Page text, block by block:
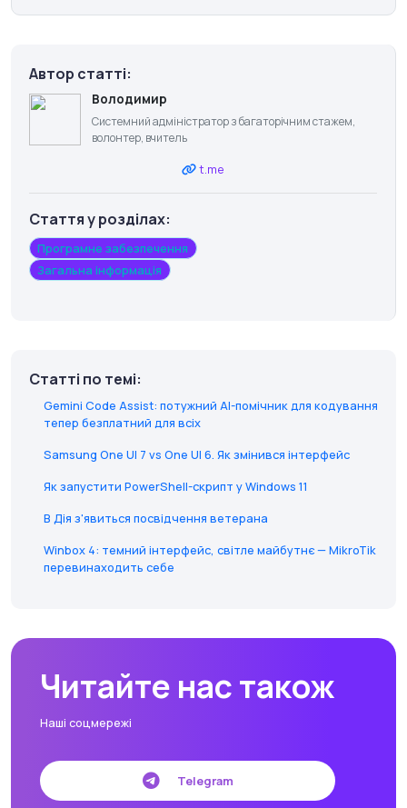
Автор статті:
Володимир
Системний адміністратор з багаторічним стажем,
волонтер, вчитель
t.me
Стаття у розділах:
Програмне забезпечення
Загальна інформація
Статті по темі:
Gemini Code Assist: потужний AI-помічник для кодування
тепер безплатний для всіх
Samsung One UI 7 vs One UI 6. Як змінився інтерфейс
Як запустити PowerShell-скрипт у Windows 11
В Дія з'явиться посвідчення ветерана
Winbox 4: темний інтерфейс, світле майбутнє — MikroTik
перевинаходить себе
Читайте нас також
Наші соцмережі
Telegram